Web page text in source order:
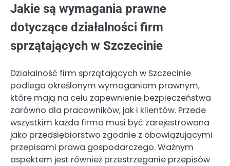
Jakie są wymagania prawne
dotyczące działalności firm
sprzątających w Szczecinie
Działalność firm sprzątających w Szczecinie
podlega określonym wymaganiom prawnym,
które mają na celu zapewnienie bezpieczeństwa
zarówno dla pracowników, jak i klientów. Przede
wszystkim każda firma musi być zarejestrowana
jako przedsiębiorstwo zgodnie z obowiązującymi
przepisami prawa gospodarczego. Ważnym
aspektem jest również przestrzeganie przepisów